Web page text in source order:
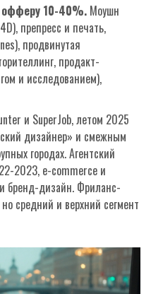
10-40%. Моушн
препресс и печать,
продвинутая
продакт-
и исследованием),
и SuperJob, летом 2025
дизайнер» и смежным
городах. Агентский
2023, e-commerce и
бренд-дизайн. Фриланс-
средний и верхний сегмент